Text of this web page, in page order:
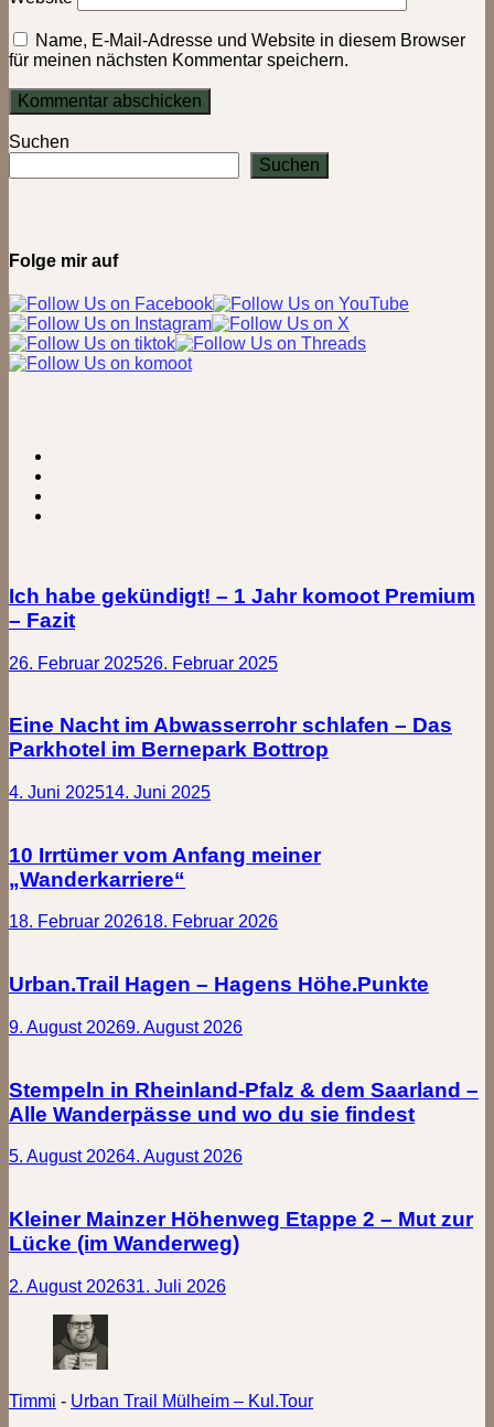
Name, E-Mail-Adresse und Website in diesem Browser
für meinen nächsten Kommentar speichern.
Suchen
Suchen
Folge mir auf
Ich habe gekündigt! – 1 Jahr komoot Premium
– Fazit
26. Februar 202526. Februar 2025
Eine Nacht im Abwasserrohr schlafen – Das
Parkhotel im Bernepark Bottrop
4. Juni 202514. Juni 2025
10 Irrtümer vom Anfang meiner
„Wanderkarriere“
18. Februar 202618. Februar 2026
Urban.Trail Hagen – Hagens Höhe.Punkte
9. August 20269. August 2026
Stempeln in Rheinland-Pfalz & dem Saarland –
Alle Wanderpässe und wo du sie findest
5. August 20264. August 2026
Kleiner Mainzer Höhenweg Etappe 2 – Mut zur
Lücke (im Wanderweg)
2. August 202631. Juli 2026
Timmi - Urban Trail Mülheim – Kul.Tour